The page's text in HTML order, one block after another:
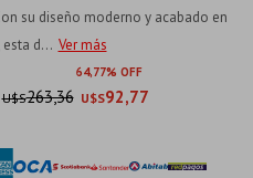
su diseño moderno y acabado en
d... Ver más
64 77
U$S92,77
U$S263,36